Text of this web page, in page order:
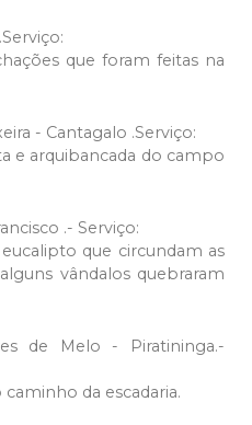
que foram feitas na
- Cantagalo .Serviço:
e arquibancada do campo
.- Serviço:
que circundam as
vândalos quebraram
de Melo - Piratininga.-
da escadaria.